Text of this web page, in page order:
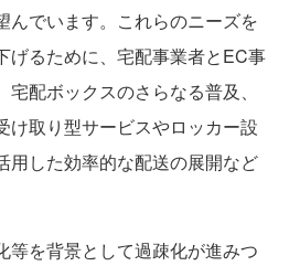
んでいます。これらのニーズを
げるために、宅配事業者とEC事
配ボックスのさらなる普及、
け取り型サービスやロッカー設
用した効率的な配送の展開など
を背景として過疎化が進みつ